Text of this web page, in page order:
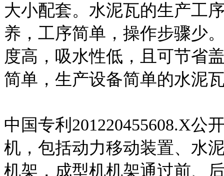
大小配套。水泥瓦的生产
养，工序简单，操作步骤少
度高，吸水性低，且可节省
简单，生产设备简单的水泥
中国专利201220455608.X公
机，包括动力移动装置、水
机架，成型机机架通过前、